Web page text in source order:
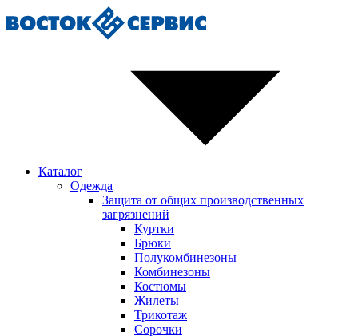
Каталог
Одежда
Защита от общих производственных
загрязнений
Куртки
Брюки
Полукомбинезоны
Комбинезоны
Костюмы
Жилеты
Трикотаж
Сорочки